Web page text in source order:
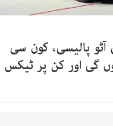
پالیسی، کون سی
گی اور کن پر ٹیکس